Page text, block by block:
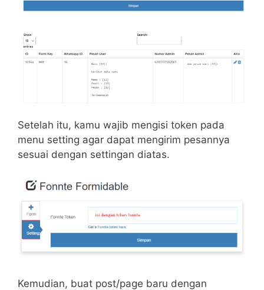
Setelah itu, kamu wajib mengisi token pada
menu setting agar dapat mengirim pesannya
sesuai dengan settingan diatas.
Kemudian, buat post/page baru dengan